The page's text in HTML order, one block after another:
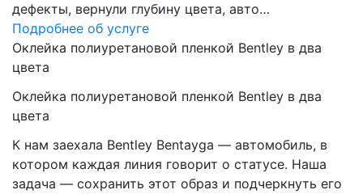
дефекты, вернули глубину цвета, авто…
Подробнее об услуге
Оклейка полиуретановой пленкой Bentley в два
цвета
Оклейка полиуретановой пленкой Bentley в два
цвета
К нам заехала Bentley Bentayga — автомобиль, в
котором каждая линия говорит о статусе. Наша
задача — сохранить этот образ и подчеркнуть его